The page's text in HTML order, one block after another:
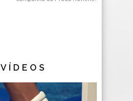
VÍDEOS